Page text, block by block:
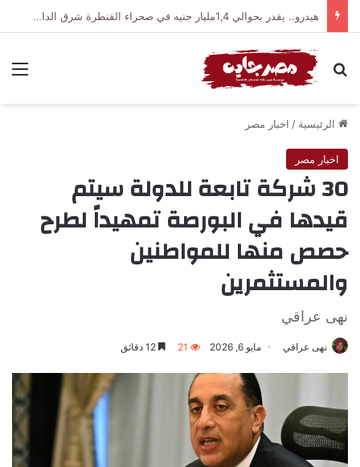
هيدرو.. يقدر بحوالي 1,4مليار جنيه في صحراء القنطرة شرق الداخلية تلقي القبض على تشكيل عصابي
بحث عن
الرئيسية / اخبار مصر
اخبار مصر
30 شركة تابعة للدولة سيتم
قيدها في البورصة تمهيداً لطرح
حصص منها للمواطنين
والمستثمرين
نهى عراقي
نهى عراقي مايو 6, 2026 21